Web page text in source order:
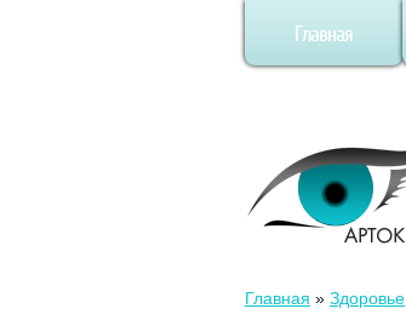
Главная
Главная » Здоровье